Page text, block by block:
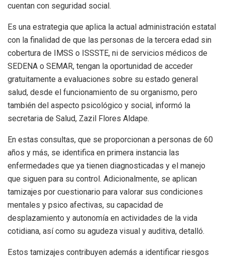
cuentan con seguridad social.
Es una estrategia que aplica la actual administración estatal
con la finalidad de que las personas de la tercera edad sin
cobertura de IMSS o ISSSTE, ni de servicios médicos de
SEDENA o SEMAR, tengan la oportunidad de acceder
gratuitamente a evaluaciones sobre su estado general
salud, desde el funcionamiento de su organismo, pero
también del aspecto psicológico y social, informó la
secretaria de Salud, Zazil Flores Aldape.
En estas consultas, que se proporcionan a personas de 60
años y más, se identifica en primera instancia las
enfermedades que ya tienen diagnosticadas y el manejo
que siguen para su control. Adicionalmente, se aplican
tamizajes por cuestionario para valorar sus condiciones
mentales y psico afectivas, su capacidad de
desplazamiento y autonomía en actividades de la vida
cotidiana, así como su agudeza visual y auditiva, detalló.
Estos tamizajes contribuyen además a identificar riesgos